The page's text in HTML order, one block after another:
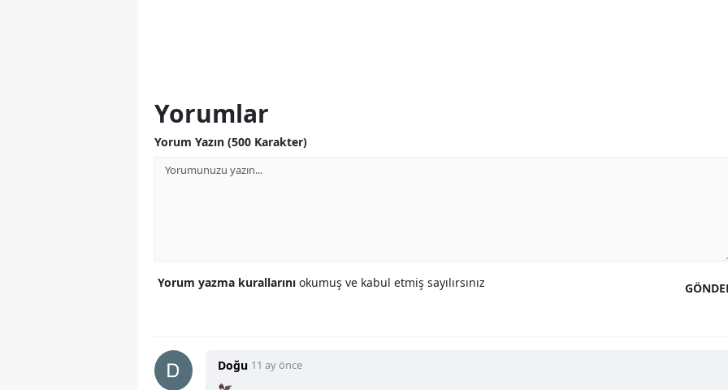
Yorumlar
Yorum Yazın (500 Karakter)
Yorum yazma kurallarını okumuş ve kabul etmiş sayılırsınız
Doğu 11 ay önce